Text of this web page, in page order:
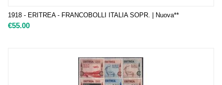
1918 - ERITREA - FRANCOBOLLI ITALIA SOPR. | Nuova**
€55.00